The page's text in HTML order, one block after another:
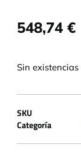
548,74 €
Sin existencias
SKU
Categoría